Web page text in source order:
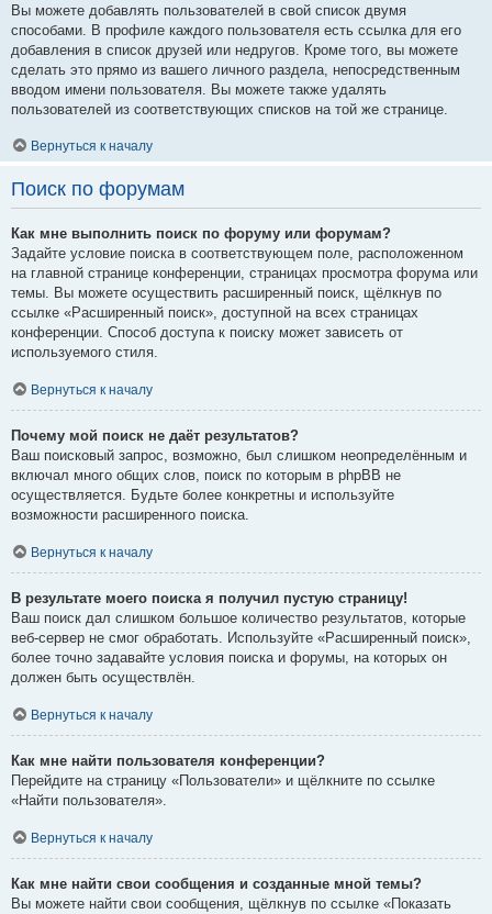
Вы можете добавлять пользователей в свой список двумя
способами. В профиле каждого пользователя есть ссылка для его
добавления в список друзей или недругов. Кроме того, вы можете
сделать это прямо из вашего личного раздела, непосредственным
вводом имени пользователя. Вы можете также удалять
пользователей из соответствующих списков на той же странице.
Вернуться к началу
Поиск по форумам
Как мне выполнить поиск по форуму или форумам?
Задайте условие поиска в соответствующем поле, расположенном
на главной странице конференции, страницах просмотра форума или
темы. Вы можете осуществить расширенный поиск, щёлкнув по
ссылке «Расширенный поиск», доступной на всех страницах
конференции. Способ доступа к поиску может зависеть от
используемого стиля.
Вернуться к началу
Почему мой поиск не даёт результатов?
Ваш поисковый запрос, возможно, был слишком неопределённым и
включал много общих слов, поиск по которым в phpBB не
осуществляется. Будьте более конкретны и используйте
возможности расширенного поиска.
Вернуться к началу
В результате моего поиска я получил пустую страницу!
Ваш поиск дал слишком большое количество результатов, которые
веб-сервер не смог обработать. Используйте «Расширенный поиск»,
более точно задавайте условия поиска и форумы, на которых он
должен быть осуществлён.
Вернуться к началу
Как мне найти пользователя конференции?
Перейдите на страницу «Пользователи» и щёлкните по ссылке
«Найти пользователя».
Вернуться к началу
Как мне найти свои сообщения и созданные мной темы?
Вы можете найти свои сообщения, щёлкнув по ссылке «Показать